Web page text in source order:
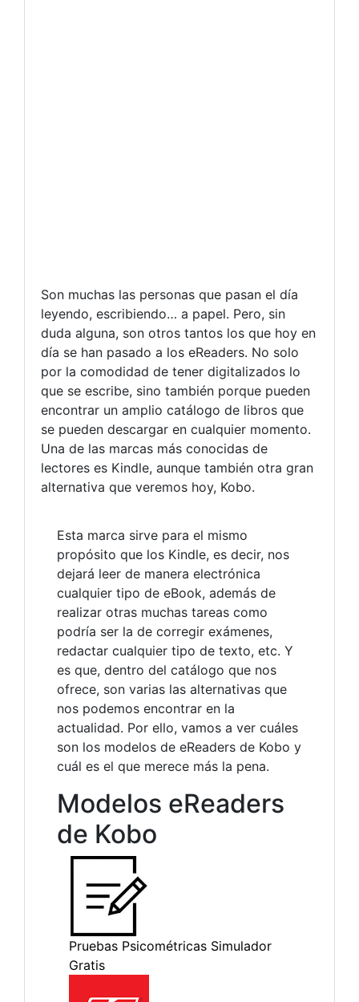
Son muchas las personas que pasan el día
leyendo, escribiendo… a papel. Pero, sin
duda alguna, son otros tantos los que hoy en
día se han pasado a los eReaders. No solo
por la comodidad de tener digitalizados lo
que se escribe, sino también porque pueden
encontrar un amplio catálogo de libros que
se pueden descargar en cualquier momento.
Una de las marcas más conocidas de
lectores es Kindle, aunque también otra gran
alternativa que veremos hoy, Kobo.
Esta marca sirve para el mismo
propósito que los Kindle, es decir, nos
dejará leer de manera electrónica
cualquier tipo de eBook, además de
realizar otras muchas tareas como
podría ser la de corregir exámenes,
redactar cualquier tipo de texto, etc. Y
es que, dentro del catálogo que nos
ofrece, son varias las alternativas que
nos podemos encontrar en la
actualidad. Por ello, vamos a ver cuáles
son los modelos de eReaders de Kobo y
cuál es el que merece más la pena.
Modelos eReaders
de Kobo